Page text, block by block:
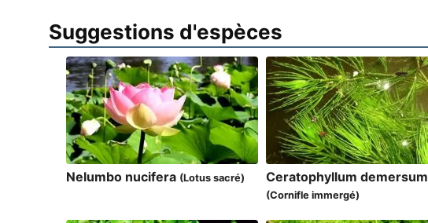
Suggestions d'espèces
Nelumbo nucifera (Lotus sacré) Ceratophyllum demersum
(Cornifle immergé)